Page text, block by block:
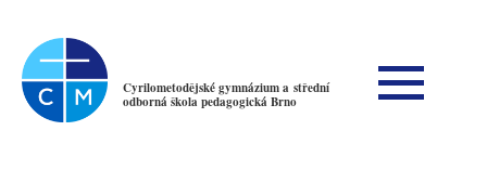
Cyrilometodějské gymnázium a střední
odborná škola pedagogická Brno